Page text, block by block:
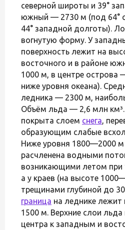
северной широты и 39°
южный — 2730 м (под 64°
44° западной долготы).
вогнутую форму. У
поверхность лежит на
восточного и в районе
1000 м, в центре
ниже уровня океана).
ледника — 2300 м,
Объём льда — 2,6 млн км³.
покрыта слоем снега,
образующим слабые
Ниже уровня 1800—2000 м
расчленена водными
возникающими летом при
а у краев (на высоте
трещинами глубиной до
граница на леднике
1500 м. Верхние слои
центра к западным и